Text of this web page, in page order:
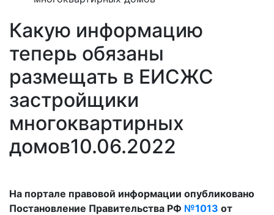
Какую информацию
теперь обязаны
размещать в ЕИСЖС
застройщики
многоквартирных
домов10.06.2022
На портале правовой информации опубликовано
Постановление Правительства РФ №1013 от